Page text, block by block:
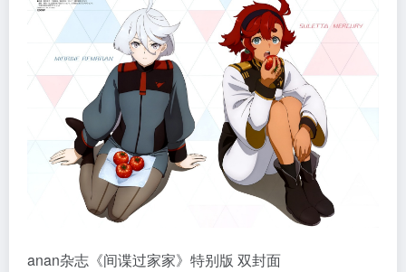
anan杂志《间谍过家家》特别版 双封面